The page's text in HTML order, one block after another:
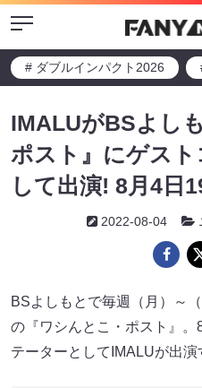
Menu
# ダブルインパクト2026
IMALUがBSよし
ポスト』にゲスト
して出演! 8月4日
2022-08-04
BSよしもとで毎週（月）～
の『ワシんとこ・ポスト』
テーターとしてIMALUが出演